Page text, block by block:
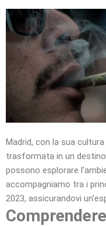
Madrid, con la sua
trasformata in un
possono esplorare
accompagniamo tra i
2023, assicurandovi